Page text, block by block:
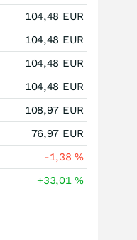
104,48 EUR
104,48 EUR
104,48 EUR
104,48 EUR
108,97 EUR
76,97 EUR
-1,38%
+33,01%